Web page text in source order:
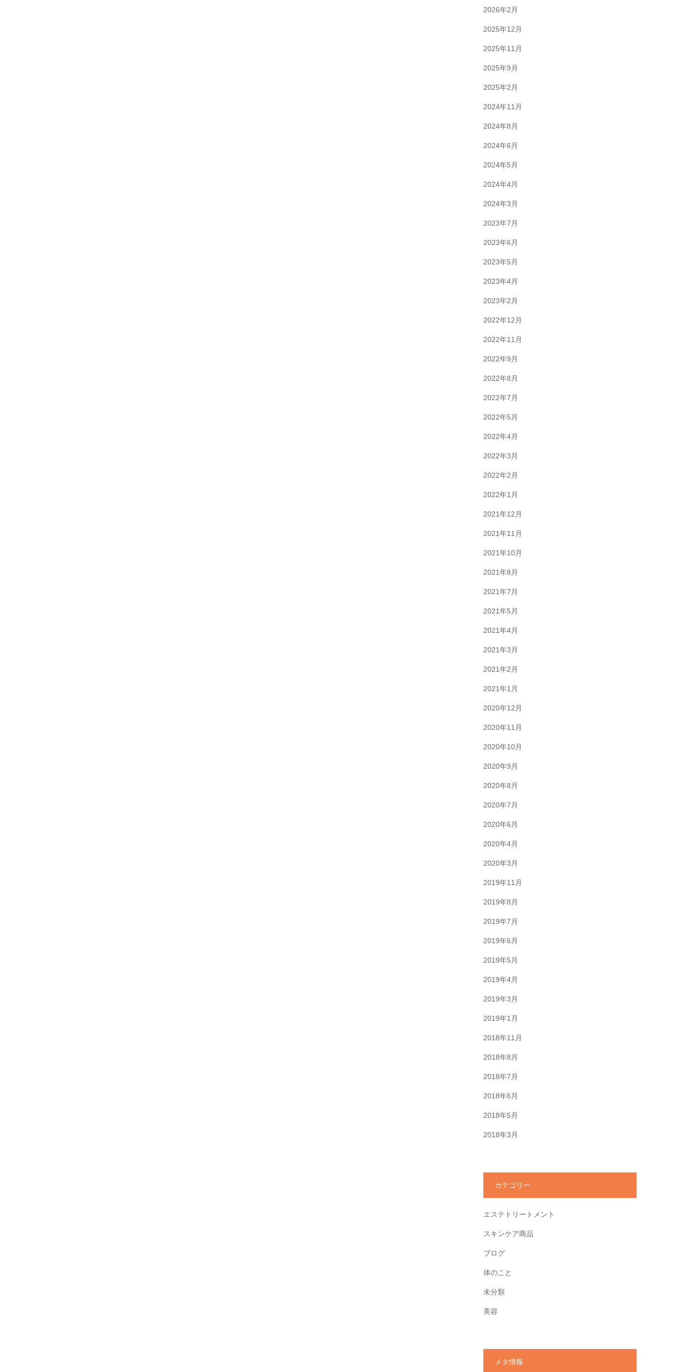
2026年2月
2025年12月
2025年11月
2025年9月
2025年2月
2024年11月
2024年8月
2024年6月
2024年5月
2024年4月
2024年3月
2023年7月
2023年6月
2023年5月
2023年4月
2023年2月
2022年12月
2022年11月
2022年9月
2022年8月
2022年7月
2022年5月
2022年4月
2022年3月
2022年2月
2022年1月
2021年12月
2021年11月
2021年10月
2021年8月
2021年7月
2021年5月
2021年4月
2021年3月
2021年2月
2021年1月
2020年12月
2020年11月
2020年10月
2020年9月
2020年8月
2020年7月
2020年6月
2020年4月
2020年3月
2019年11月
2019年8月
2019年7月
2019年6月
2019年5月
2019年4月
2019年3月
2019年1月
2018年11月
2018年8月
2018年7月
2018年6月
2018年5月
2018年3月
カテゴリー
エステトリートメント
スキンケア商品
ブログ
体のこと
未分類
美容
メタ情報